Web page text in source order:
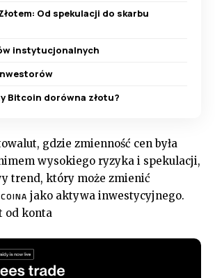
Od spekulacji do skarbu
instytucjonalnych
Bitcoin dorówna złotu?
gdzie zmienność cen była
wysokiego ryzyka i spekulacji,
trend, który może zmienić
jako aktywa inwestycyjnego.
od konta